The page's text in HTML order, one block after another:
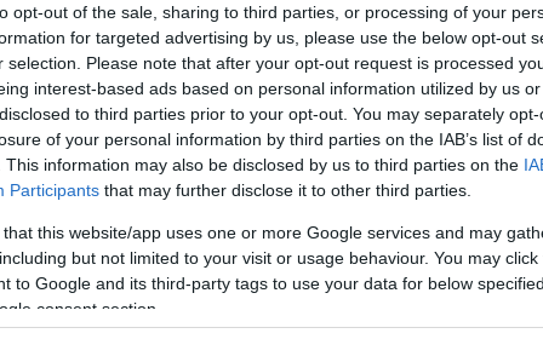
opt-out of the sale, sharing to third parties, or processing of your
for targeted advertising by us, please use the below opt-out
selection. Please note that after your opt-out request is processed
interest-based ads based on personal information utilized by us
to third parties prior to your opt-out. You may separately
of your personal information by third parties on the IAB’s list of
This information may also be disclosed by us to third parties on the
Participants that may further disclose it to other third parties.
that this website/app uses one or more Google services and may
but not limited to your visit or usage behaviour. You may
to Google and its third-party tags to use your data for below
consent section.
a hatóságtól: mit tegyen egy cég, hogy
szakértő válaszol
a hatóságtól? Így védd meg a vállalkozásod: mutatjuk a
80 milliós krumpli: a Cápák között
titkot